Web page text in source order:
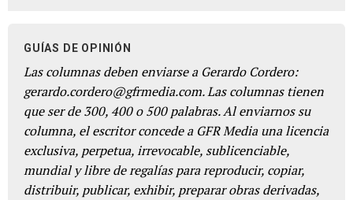
GUÍAS DE OPINIÓN
Las columnas deben enviarse a Gerardo Cordero:
gerardo.cordero@gfrmedia.com. Las columnas tienen
que ser de 300, 400 o 500 palabras. Al enviarnos su
columna, el escritor concede a GFR Media una licencia
exclusiva, perpetua, irrevocable, sublicenciable,
mundial y libre de regalías para reproducir, copiar,
distribuir, publicar, exhibir, preparar obras derivadas,